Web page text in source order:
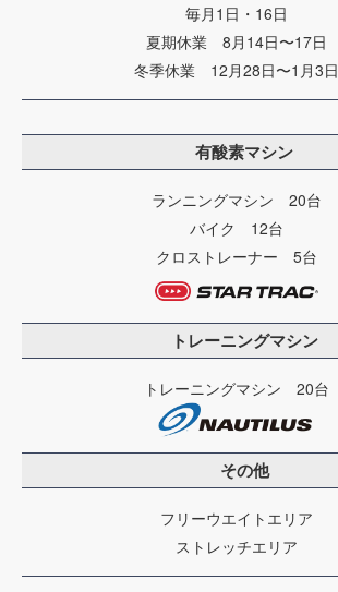
毎月1日・16日
夏期休業 8月14日〜17日
冬季休業 12月28日〜1月3日
有酸素マシン
ランニングマシン 20台
バイク 12台
クロストレーナー 5台
トレーニングマシン
トレーニングマシン 20台
その他
フリーウエイトエリア
ストレッチエリア